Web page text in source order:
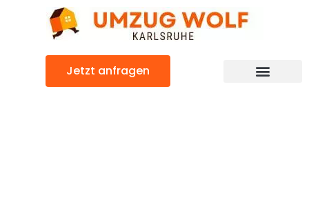
Jetzt anfragen